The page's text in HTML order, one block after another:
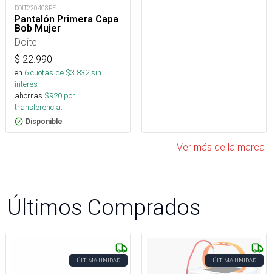
DOIT220408FE
Pantalón Primera Capa
Bob Mujer
Doite
$ 22.990
en 6cuotas de $3.832sin
interés
ahorras $920 por
transferencia.
Disponible
Ver más de la marca
Últimos Comprados
ÚLTIMA UNIDAD ÚLTIMA UNIDAD